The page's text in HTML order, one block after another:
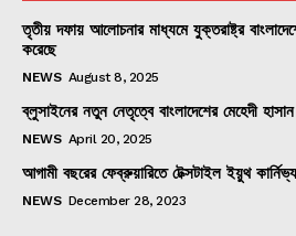
তৃতীয় দফায় আলোচনার মাধ্যমে যুক্তরাষ্ট্র
করেছে
NEWS August 8, 2025
ব্লুসাইনের নতুন নেতৃত্বে বাংলাদেশের মেহেদী
NEWS April 20, 2025
আগামী বছরের ফেব্রুয়ারিতে টেক্সটাইল ইয়ুথ
NEWS December 28, 2023